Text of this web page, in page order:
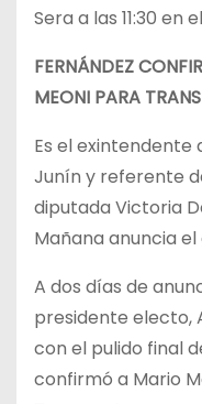
Sera a las 11:30 en
FERNÁNDEZ
MEONI PARA
Es el exintendente
Junín y referente
diputada Victoria
Mañana anuncia
A dos días de
presidente electo,
con el pulido final
confirmó a Mario